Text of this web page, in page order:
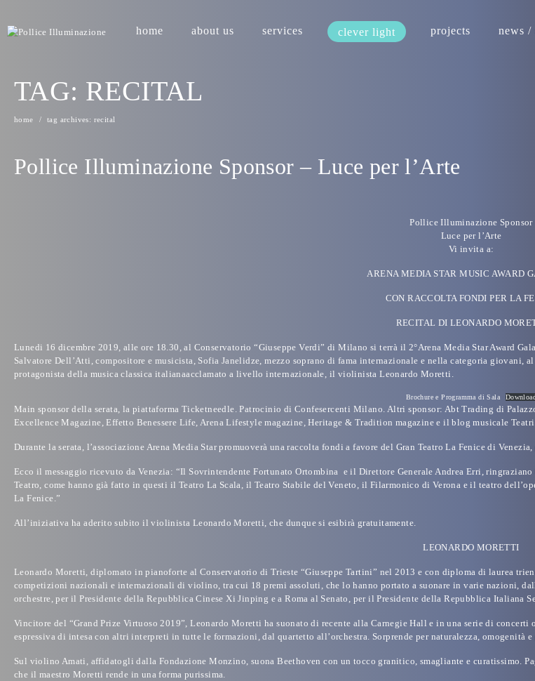
home about us services clever light projects news /
TAG: RECITAL
home tag archives: recital
Pollice Illuminazione Sponsor – Luce per l’Arte
Pollice Illuminazione Sponsor
Luce per l’Arte
Vi invita a:
ARENA MEDIA STAR MUSIC AWARD
CON RACCOLTA FONDI PER LA
RECITAL DI LEONARDO
Lunedi 16 dicembre 2019, alle ore 18.30 , al Conservatorio “Giuseppe Verdi” di Milanosi terrà il 2°Arena Media Star Award
Salvatore Dell’Atti, compositore e musicista, Sofia Janelidze, mezzo soprano di fama internazionale e nella categoria giovani,
protagonista della musica classica italianaacclamato a livello internazionale, il violinistaLeonardo Moretti .
Brochure e Programma di Sala
Main sponsordella serata, la piattaforma Ticketneedle.Patrocinio di Confesercenti Milano. Altri sponsor: Abt Trading di
Excellence Magazine, Effetto Benessere Life, Arena Lifestyle magazine, Heritage & Tradition magazine e il blog musicale
Durante la serata, l’associazione Arena Media Starpromuoverà unaraccolta fondi a favore del Gran Teatro La Fenice di Venezia,
Ecco il messaggio ricevuto da Venezia: “Il Sovrintendente Fortunato Ortombina e il Direttore Generale Andrea Erri,
Teatro, come hanno già fatto in questi il Teatro La Scala, il Teatro Stabile del Veneto, il Filarmonico di Verona e il teatro
La Fenice.”
All’iniziativa ha aderito subito il violinista Leonardo Moretti, che dunque si esibirà gratuitamente.
LEONARDO MORETTI
Leonardo Moretti, diplomato in pianoforte al Conservatorio di Trieste “Giuseppe Tartini” nel 2013 e con diploma di laurea
competizioni nazionali e internazionali di violino, tra cui 18 premi assoluti, che lo hanno portato a suonare in varie nazioni,
orchestre, per il Presidente della Repubblica Cinese Xi Jinping e a Roma al Senato, per il Presidente della Repubblica Italiana
Vincitore del “Grand Prize Virtuoso 2019”, Leonardo Moretti ha suonato di recente alla Carnegie Hall e in una serie di
espressiva di intesa con altri interpreti in tutte le formazioni, dal quartetto all’orchestra. Sorprende per naturalezza, omogenità
Sul violino Amati, affidatogli dalla Fondazione Monzino, suona Beethoven con un tocco granitico, smagliante e
che il maestro Moretti rende in una forma purissima.